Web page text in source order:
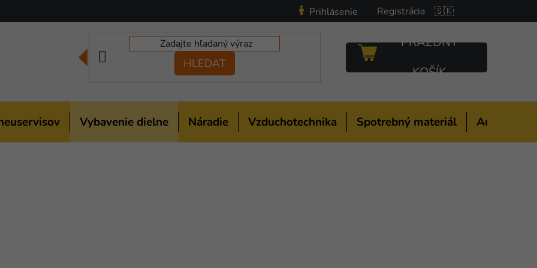
Prihlásenie Registrácia 🇸🇰
HLEDAT
NÁKUPNÝ
KOŠÍK
PRÁZDNY
KOŠÍK
Vybavenie dielne Náradie Vzduchotechnika Spotrebný materiál Auto-moto